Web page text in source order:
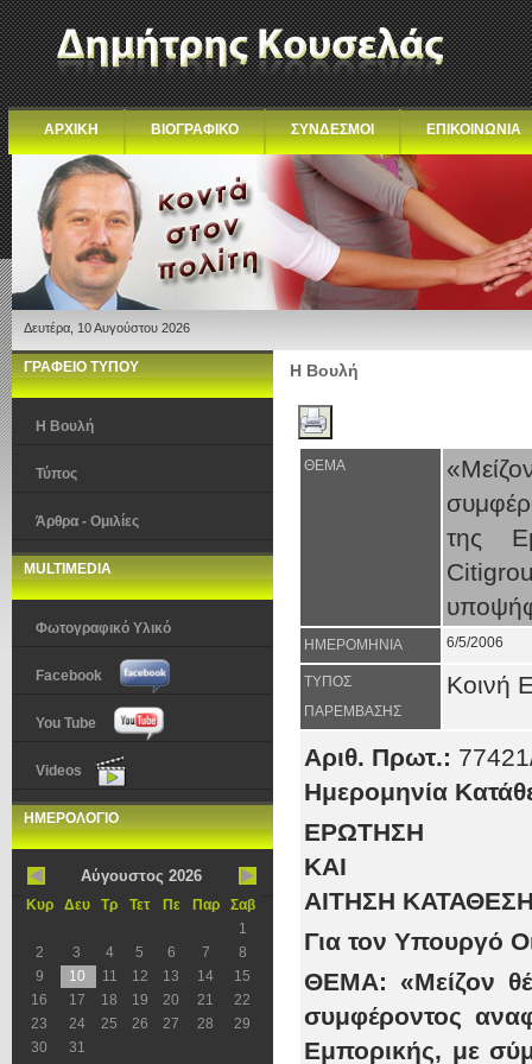
ΑΡΧΙΚΗ ΒΙΟΓΡΑΦΙΚΟ ΣΥΝΔΕΣΜΟΙ ΕΠΙΚΟΙΝΩΝΙΑ
Δευτέρα, 10 Αυγούστου 2026
ΓΡΑΦΕΙΟ ΤΥΠΟΥ
Η Βουλή
Τύπος
Άρθρα - Ομιλίες
MULTIMEDIA
Φωτογραφικό Υλικό
Facebook
You Tube
Videos
ΗΜΕΡΟΛΟΓΙΟ
Αύγουστος 2026
Κυρ Δευ Τρ Τετ Πε Παρ
Σαβ
1
2
3 4 5 6 7
8
9
10 11 12 13 14
15
16
17 18 19 20 21
22
23
24 25 26 27 28
29
30
31
Η Βουλή
ΘΕΜΑ
της
ΗΜΕΡΟΜΗΝΙΑ 6/5/2006
ΤΥΠΟΣ
ΠΑΡΕΜΒΑΣΗΣ
Κοινή
Αριθ. Πρωτ.:
Ημερομηνία
ΕΡΩΤΗΣΗ
ΚΑΙ
ΑΙΤΗΣΗ
Για τον Υπουργό
ΘΕΜΑ: «Μείζον
συμφέροντος
Εμπορικής, με